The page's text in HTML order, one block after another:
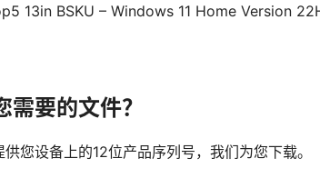
13in BSKU – Windows 11 Home Version
需要的文件？
您设备上的12位产品序列号，我们为您下载。